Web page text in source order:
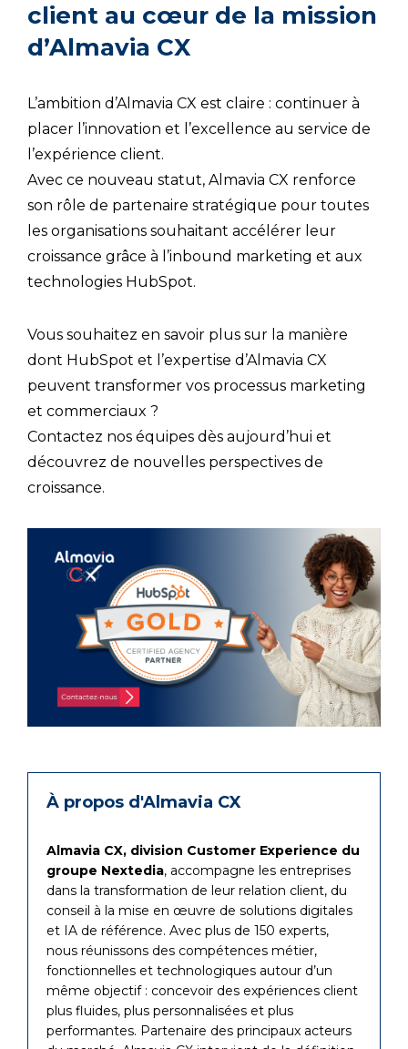
client au cœur de la mission
d’Almavia CX
L’ambition d’Almavia CX est claire : continuer à
placer l’innovation et l’excellence au service de
l’expérience client.
Avec ce nouveau statut, Almavia CX renforce
son rôle de partenaire stratégique pour toutes
les organisations souhaitant accélérer leur
croissance grâce à l’inbound marketing et aux
technologies HubSpot.
Vous souhaitez en savoir plus sur la manière
dont HubSpot et l’expertise d’Almavia CX
peuvent transformer vos processus marketing
et commerciaux ?
Contactez nos équipes dès aujourd’hui et
découvrez de nouvelles perspectives de
croissance.
À propos d'Almavia CX
Almavia CX, division Customer Experience du
groupe Nextedia, accompagne les entreprises
dans la transformation de leur relation client, du
conseil à la mise en œuvre de solutions digitales
et IA de référence. Avec plus de 150 experts,
nous réunissons des compétences métier,
fonctionnelles et technologiques autour d’un
même objectif : concevoir des expériences client
plus fluides, plus personnalisées et plus
performantes. Partenaire des principaux acteurs